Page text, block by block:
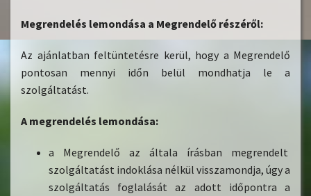
Megrendelés lemondása a Megrendelő részéről:
Az ajánlatban feltüntetésre kerül, hogy a Megrendelő
pontosan mennyi időn belül mondhatja le a
szolgáltatást.
A megrendelés lemondása:
a Megrendelő az általa írásban megrendelt
szolgáltatást indoklása nélkül visszamondja, úgy a
szolgáltatás foglalását az adott időpontra a